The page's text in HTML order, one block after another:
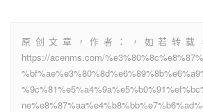
原创文章，作者：，如若转载
https://acenms.com/